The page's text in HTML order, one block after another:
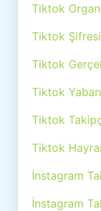
Tiktok
Tiktok
Tiktok
Tiktok
Tiktok
Tiktok
İnstagram
İnstagram